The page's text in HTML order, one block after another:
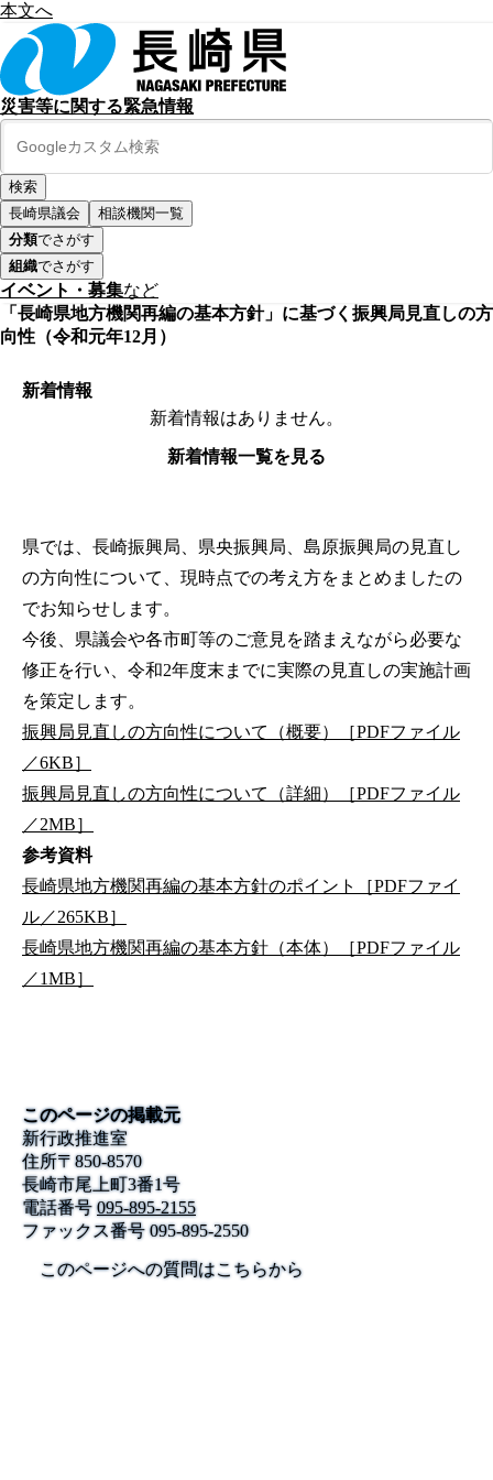
本文へ
災害等に関する緊急情報
長崎県議会
相談機関一覧
分類でさがす
組織でさがす
イベント・募集など
「長崎県地方機関再編の基本方針」に基づく振興局見直しの方
向性（令和元年12月）
新着情報
新着情報はありません。
新着情報一覧を見る
県では、長崎振興局、県央振興局、島原振興局の見直し
の方向性について、現時点での考え方をまとめましたの
でお知らせします。
今後、県議会や各市町等のご意見を踏まえながら必要な
修正を行い、令和2年度末までに実際の見直しの実施計画
を策定します。
振興局見直しの方向性について（概要）［PDFファイル
／6KB］
振興局見直しの方向性について（詳細）［PDFファイル
／2MB］
参考資料
長崎県地方機関再編の基本方針のポイント［PDFファイ
ル／265KB］
長崎県地方機関再編の基本方針（本体）［PDFファイル
／1MB］
このページの掲載元
新行政推進室
住所〒850-8570
長崎市尾上町3番1号
電話番号 095-895-2155
ファックス番号095-895-2550
このページへの質問はこちらから